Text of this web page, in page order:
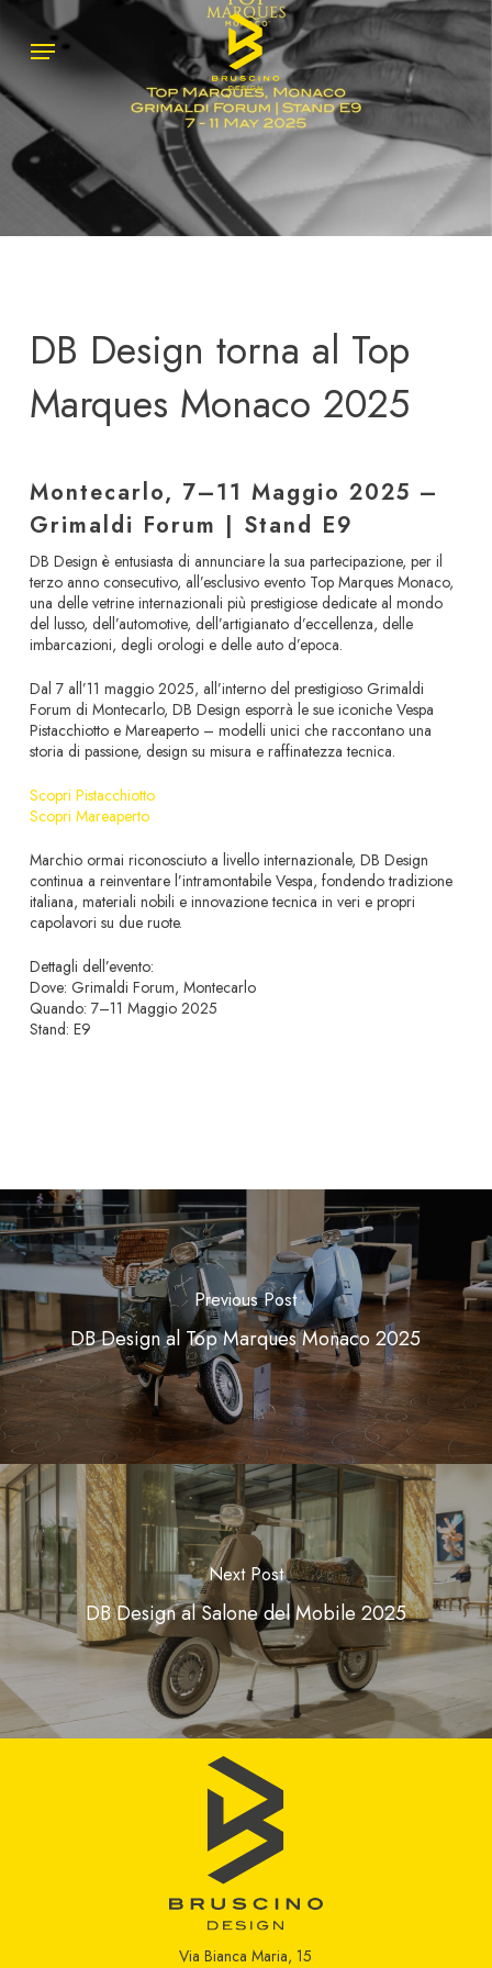
content
Menu
DB Design torna al Top
Marques Monaco 2025
Montecarlo, 7–11 Maggio 2025 –
Grimaldi Forum | Stand E9
DB Design è entusiasta di annunciare la sua partecipazione, per il
terzo anno consecutivo, all’esclusivo evento Top Marques Monaco,
una delle vetrine internazionali più prestigiose dedicate al mondo
del lusso, dell’automotive, dell’artigianato d’eccellenza, delle
imbarcazioni, degli orologi e delle auto d’epoca.
Dal 7 all’11 maggio 2025, all’interno del prestigioso Grimaldi
Forum di Montecarlo, DB Design esporrà le sue iconiche Vespa
Pistacchiotto e Mareaperto – modelli unici che raccontano una
storia di passione, design su misura e raffinatezza tecnica.
Scopri Pistacchiotto
Scopri Mareaperto
Marchio ormai riconosciuto a livello internazionale, DB Design
continua a reinventare l’intramontabile Vespa, fondendo tradizione
italiana, materiali nobili e innovazione tecnica in veri e propri
capolavori su due ruote.
Dettagli dell’evento:
Dove: Grimaldi Forum, Montecarlo
Quando: 7–11 Maggio 2025
Stand: E9
Previous Post
DB Design al Top Marques Monaco 2025
Next Post
DB Design al Salone del Mobile 2025
Via Bianca Maria, 15
Menu